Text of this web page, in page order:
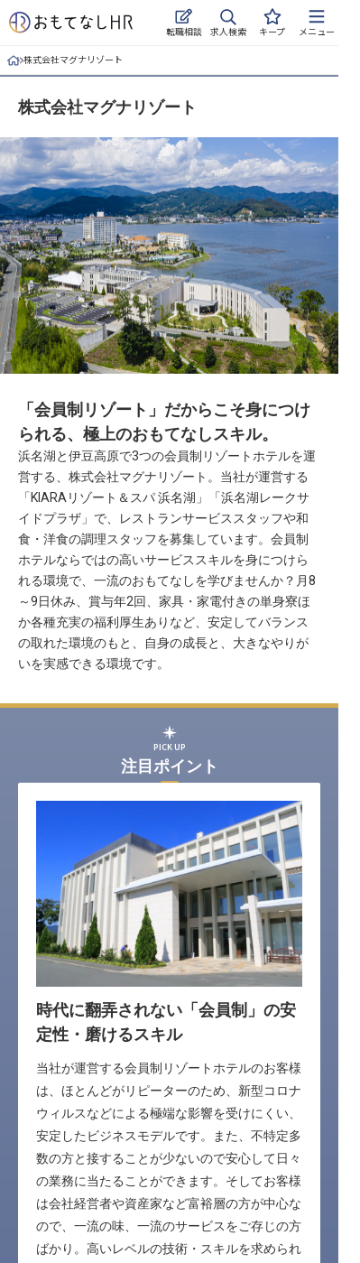
転職相談 求人検索 キープ メニュー
ログイン
求人・施設を探す
キープした求人
就職・転職 合同説明会
おもてなしHRについて
ご利用の流れ
よくある質問
ホテル・宿泊業界情報コラム
無料 転職サポートに申し込む
採用をお考えの企業様へ
株式会社マグナリゾート
株式会社マグナリゾート
「会員制リゾート」だからこそ身につけ
られる、極上のおもてなしスキル。
浜名湖と伊⾖⾼原で3つの会員制リゾートホテルを運
営する、株式会社マグナリゾート。当社が運営する
「KIARAリゾート＆スパ 浜名湖」「浜名湖レークサ
イドプラザ」で、レストランサービススタッフや和
食・洋食の調理スタッフを募集しています。会員制
ホテルならではの高いサービススキルを身につけら
れる環境で、一流のおもてなしを学びませんか？月8
～9日休み、賞与年2回、家具・家電付きの単身寮ほ
か各種充実の福利厚生ありなど、安定してバランス
の取れた環境のもと、自身の成長と、大きなやりが
いを実感できる環境です。
PICK UP
注目ポイント
時代に翻弄されない「会員制」の安
定性・磨けるスキル
当社が運営する会員制リゾートホテルのお客様
は、ほとんどがリピーターのため、新型コロナ
ウィルスなどによる極端な影響を受けにくい、
安定したビジネスモデルです。また、不特定多
数の方と接することが少ないので安心して日々
の業務に当たることができます。そしてお客様
は会社経営者や資産家など富裕層の⽅が中⼼な
ので、一流の味、一流のサービスをご存じの方
ばかり。高いレベルの技術・スキルを求められ